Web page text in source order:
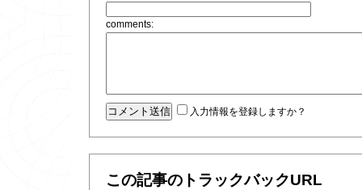
comments:
入力情報を登録しますか？
この記事のトラックバックURL